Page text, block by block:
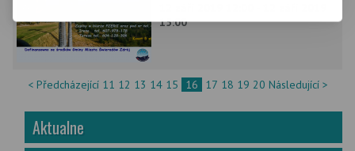
15:00
< Předcházející 11 12 13 14 15 16 17 18 19 20 Následující >
Aktualne